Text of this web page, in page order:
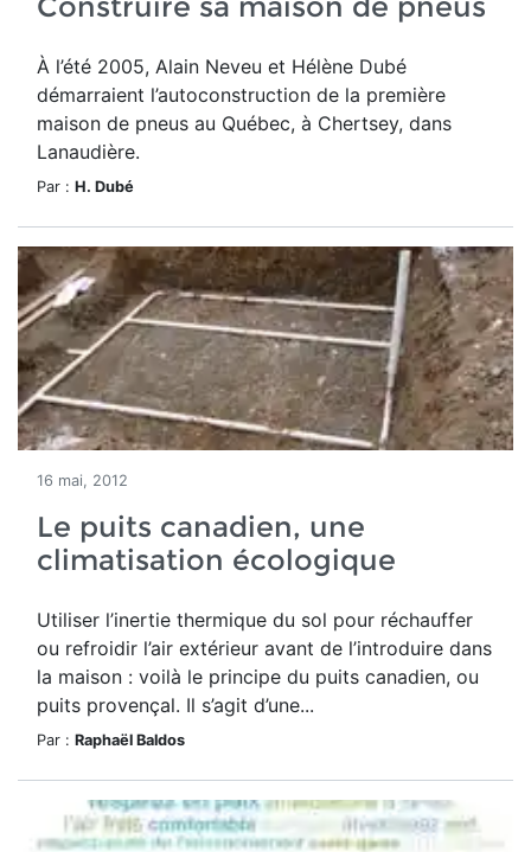
À l’été 2005, Alain Neveu et Hélène Dubé
démarraient l’autoconstruction de la première
maison de pneus au Québec, à Chertsey, dans
Lanaudière.
Par : H. Dubé
16 mai, 2012
Le puits canadien, une
climatisation écologique
Utiliser l’inertie thermique du sol pour réchauffer
ou refroidir l’air extérieur avant de l’introduire dans
la maison : voilà le principe du puits canadien, ou
puits provençal. Il s’agit d’une...
Par : Raphaël Baldos